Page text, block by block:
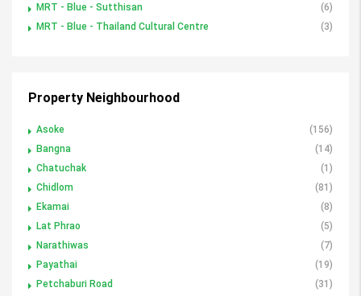
MRT - Blue - Sutthisan
(6)
MRT - Blue - Thailand Cultural Centre
(3)
Property Neighbourhood
Asoke
(156)
Bangna
(14)
Chatuchak
(1)
Chidlom
(81)
Ekamai
(8)
Lat Phrao
(5)
Narathiwas
(7)
Payathai
(19)
Petchaburi Road
(31)